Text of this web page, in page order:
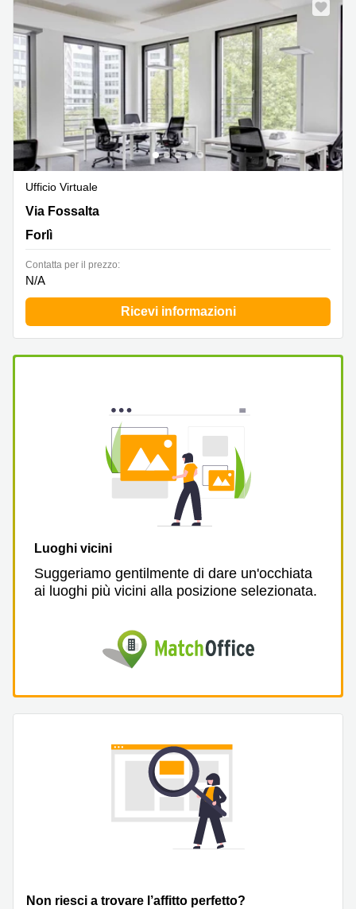
Pescara
Coworking
Business
Treviso
Affitto
Centers
a Napoli
Uffici
affitto
a
Milano
Sale
a
Affitto
Business
Centers
a Como
Ufficio Virtuale
Via Fossalta 3055, Forlì
Via Fossalta
Forlì
Сontatta per il prezzo:
N/A
Ricevi informazioni
Luoghi vicini
Suggeriamo gentilmente di dare un'occhiata
ai luoghi più vicini alla posizione selezionata.
Non riesci a trovare l’affitto perfetto?